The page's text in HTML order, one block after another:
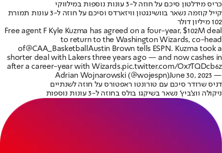
כריס מידלטון סיכם על חוזה ל-3 עונות נוספות במילווקי
קייל קוזמה נשאר בוושינגטון וויזארדס וסיכם על חוזה ל-3 עונות תמורת
102 מיליון דולר
Free agent F Kyle Kuzma has agreed on a four-year, $102M deal
to return to the Washington Wizards, co-head
of@CAA_Basketball Austin Brown tells ESPN. Kuzma took a
shorter deal with Lakers three years ago — and now cashes in
after a career-year with Wizards.pic.twitter.com/Ox7TQDcb6z
— Adrian Wojnarowski (@wojespn)
June 30, 2023
דניס שרודר סיכם עם טורונטו ראפטורס על חוזה לשנתיים
ניקולה ווצ'ביץ' נשאר בשיקגו בולס בחוזה ל-3 עונות נוספות